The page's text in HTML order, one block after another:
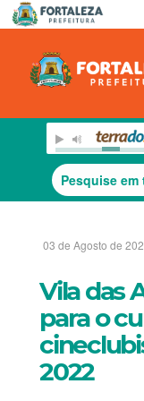
03 de Agosto de
Vila das
para o
2022